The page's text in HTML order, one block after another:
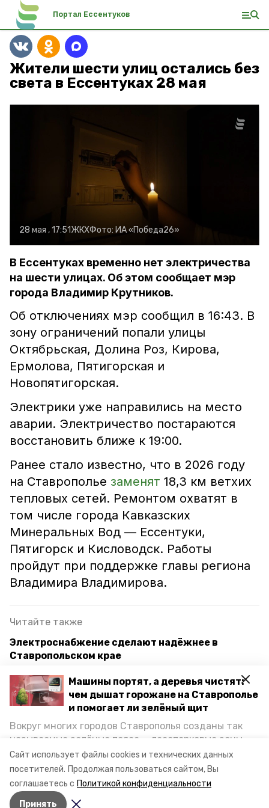
Сайт использует файлы cookies и технических данных
посетителей. Продолжая пользоваться сайтом, Вы
соглашаетесь с Политикой конфиденциальности
Принять
Машины портят, а деревья чистят:
чем дышат горожане на Ставрополье
и помогает ли зелёный щит
Вокруг многих городов Ставрополья созданы так
называемые зелёные пояса — лесопарковые зоны,
снижающие негативное воздействие выхлопных
газов на атмосферу. Справляются ли они с
постоянно растущим потоком автотранспорта и
каким воздухом дышат жители края, узнала
корреспондент «Победы26».
Портал Ессентуков
Жители шести улиц остались без
света в Ессентуках 28 мая
28 мая , 17:51ЖКХФото: ИА «Победа26»
В Ессентуках временно нет электричества
на шести улицах. Об этом сообщает мэр
города Владимир Крутников.
Об отключениях мэр сообщил в 16:43. В
зону ограничений попали улицы
Октябрьская, Долина Роз, Кирова,
Ермолова, Пятигорская и
Новопятигорская.
Электрики уже направились на место
аварии. Электричество постараются
восстановить ближе к 19:00.
Ранее стало известно, что в 2026 году
на Ставрополье заменят 18,3 км ветхих
тепловых сетей. Ремонтом охватят в
том числе города Кавказских
Минеральных Вод — Ессентуки,
Пятигорск и Кисловодск. Работы
пройдут при поддержке главы региона
Владимира Владимирова.
Читайте также
Электроснабжение сделают надёжнее в
Ставропольском крае
Две подстанции электроснабжения будут
реконструировать в Ессентуках
Губернатор Ставрополья поручил соблюдать
сроки при капремонте многоэтажек
ессентуки отключение электричество